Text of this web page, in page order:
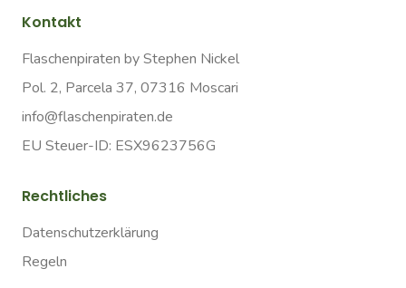
Kontakt
Flaschenpiraten by Stephen Nickel
Pol. 2, Parcela 37, 07316 Moscari
info@flaschenpiraten.de
EU Steuer-ID: ESX9623756G
Rechtliches
Datenschutzerklärung
Regeln